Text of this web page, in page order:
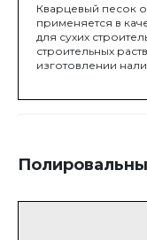
Кварцевый песок
применяется в
для сухих
строительных
изготовлении